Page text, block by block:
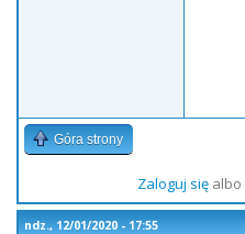
Góra strony
Zaloguj sięalbo
ndz., 12/01/2020 - 17:55